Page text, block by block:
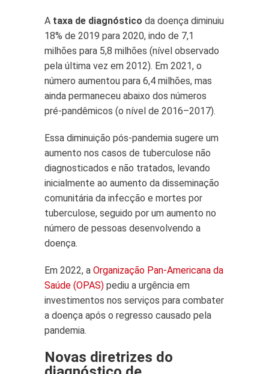
A taxa de diagnóstico da doença diminuiu
18% de 2019 para 2020, indo de 7,1
milhões para 5,8 milhões (nível observado
pela última vez em 2012). Em 2021, o
número aumentou para 6,4 milhões, mas
ainda permaneceu abaixo dos números
pré-pandêmicos (o nível de 2016–2017).
Essa diminuição pós-pandemia sugere um
aumento nos casos de tuberculose não
diagnosticados e não tratados, levando
inicialmente ao aumento da disseminação
comunitária da infecção e mortes por
tuberculose, seguido por um aumento no
número de pessoas desenvolvendo a
doença.
Em 2022, a Organização Pan-Americana da
Saúde (OPAS) pediu a urgência em
investimentos nos serviços para combater
a doença após o regresso causado pela
pandemia.
Novas diretrizes do